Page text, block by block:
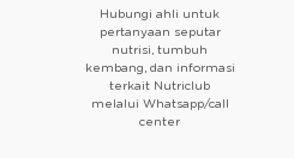
Hubungi ahli untuk
pertanyaan seputar
nutrisi, tumbuh
kembang, dan informasi
terkait Nutriclub
melalui Whatsapp/call
center